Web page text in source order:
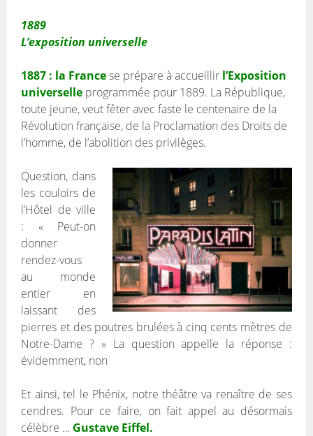
1889
L’exposition universelle
1887 : la Francese prépare à accueillir l’Exposition
universelle programmée pour 1889. La République,
toute jeune, veut fêter avec faste le centenaire de la
Révolution française, de la Proclamation des Droits de
l’homme, de l’abolition des privilèges.
Question, dans
les couloirs de
l’Hôtel de ville
: « Peut-on
donner
rendez-vous
au monde
entier en
laissant des
pierres et des poutres brulées à cinq cents mètres de
Notre-Dame ? » La question appelle la réponse :
évidemment, non
Et ainsi, tel le Phénix, notre théâtre va renaître de ses
cendres. Pour ce faire, on fait appel au désormais
célèbre … Gustave Eiffel.